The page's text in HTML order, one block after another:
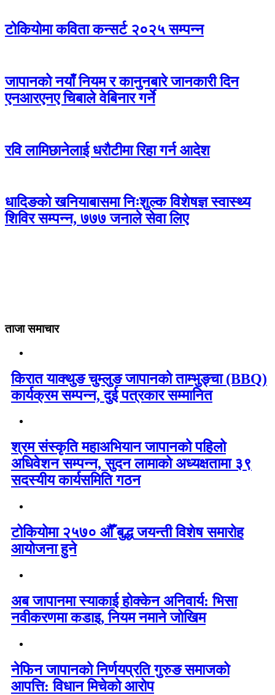
टोकियोमा कविता कन्सर्ट २०२५ सम्पन्न
जापानको नयाँ नियम र कानुनबारे जानकारी दिन
एनआरएनए चिबाले वेबिनार गर्ने
रवि लामिछानेलाई धरौटीमा रिहा गर्न आदेश
धादिङको खनियाबासमा निःशुल्क विशेषज्ञ स्वास्थ्य
शिविर सम्पन्न, ७७७ जनाले सेवा लिए
ताजा समाचार
किरात याक्थुङ चुम्लुङ जापानको ताम्भुङ्चा (BBQ)
कार्यक्रम सम्पन्न, दुई पत्रकार सम्मानित
श्रम संस्कृति महाअभियान जापानको पहिलो
अधिवेशन सम्पन्न, सुदन लामाको अध्यक्षतामा ३९
सदस्यीय कार्यसमिति गठन
टोकियोमा २५७० औँ बुद्ध जयन्ती विशेष समारोह
आयोजना हुने
अब जापानमा स्याकाई होक्केन अनिवार्य: भिसा
नवीकरणमा कडाइ, नियम नमाने जोखिम
नेफिन जापानको निर्णयप्रति गुरुङ समाजको
आपत्ति: विधान मिचेको आरोप